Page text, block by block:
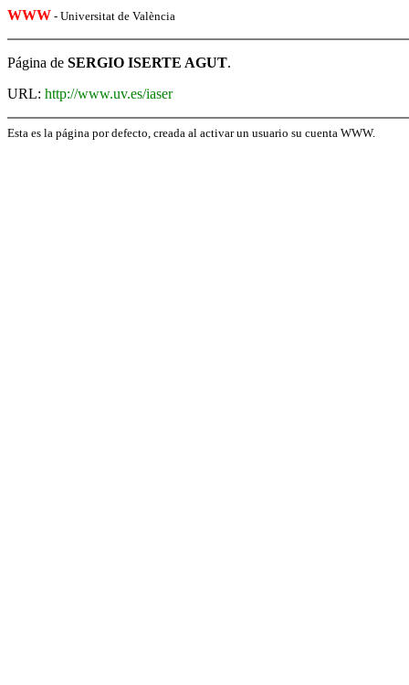
WWW - Universitat de València
Página de SERGIO ISERTE AGUT.
URL: http://www.uv.es/iaser
Esta es la página por defecto, creada al activar un usuario su cuenta WWW.